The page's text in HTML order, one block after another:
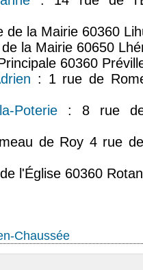
de la Mairie 60360
la Mairie 60650
60360
: 1 rue de
Poterie : 8 rue de
de Roy 4 rue
l'Église 60360
Chaussée